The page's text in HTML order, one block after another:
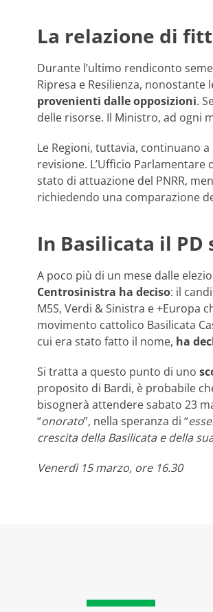
La relazione di
Durante l’ultimo rendiconto
Ripresa e Resilienza, nonostante
provenienti dalle opposizioni.
delle risorse. Il Ministro, ad ogni
Le Regioni, tuttavia, continuano
revisione. L’Ufficio
stato di attuazione del PNRR,
richiedendo una comparazione
In Basilicata il PD
A poco più di un mese dalle
Centrosinistra ha deciso: il
M5S, Verdi & Sinistra e +Europa
movimento cattolico Basilicata
cui era stato fatto il nome, ha
Si tratta a questo punto di uno
proposito di Bardi, è probabile
bisognerà attendere sabato 23
“onorato”, nella speranza di “
crescita della Basilicata e della
Venerdì 15 marzo, ore 16.30